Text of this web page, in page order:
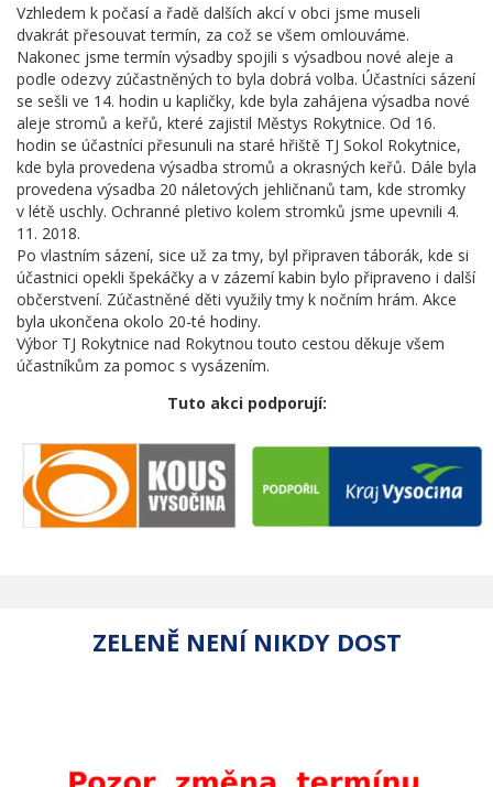
Vzhledem k počasí a řadě dalších akcí v obci jsme museli
dvakrát přesouvat termín, za což se všem omlouváme.
Nakonec jsme termín výsadby spojili s výsadbou nové aleje a
podle odezvy zúčastněných to byla dobrá volba. Účastníci sázení
se sešli ve 14. hodin u kapličky, kde byla zahájena výsadba nové
aleje stromů a keřů, které zajistil Městys Rokytnice. Od 16.
hodin se účastníci přesunuli na staré hřiště TJ Sokol Rokytnice,
kde byla provedena výsadba stromů a okrasných keřů. Dále byla
provedena výsadba 20 náletových jehličnanů tam, kde stromky
v létě uschly. Ochranné pletivo kolem stromků jsme upevnili 4.
11. 2018.
Po vlastním sázení, sice už za tmy, byl připraven táborák, kde si
účastnici opekli špekáčky a v zázemí kabin bylo připraveno i další
občerstvení. Zúčastněné děti využily tmy k nočním hrám. Akce
byla ukončena okolo 20-té hodiny.
Výbor TJ Rokytnice nad Rokytnou touto cestou děkuje všem
účastníkům za pomoc s vysázením.
Tuto akci podporují:
ZELENĚ NENÍ NIKDY DOST